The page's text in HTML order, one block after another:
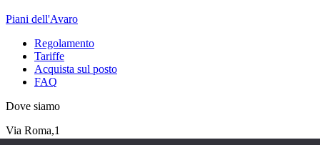
Piani dell'Avaro
Regolamento
Tariffe
Acquista sul posto
FAQ
Dove siamo
Via Roma,1